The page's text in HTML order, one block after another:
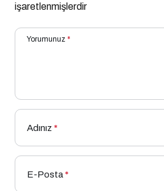
işaretlenmişlerdir
Yorumunuz *
Adınız *
E-Posta*